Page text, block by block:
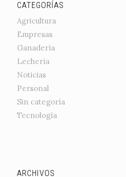
CATEGORÍAS
Agricultura
Empresas
Ganadería
Lechería
Noticias
Personal
Sin categoría
Tecnología
ARCHIVOS